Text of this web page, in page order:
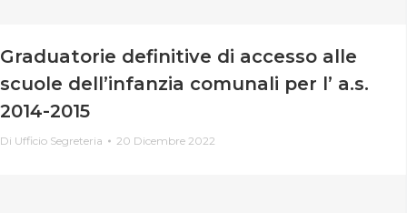
Graduatorie definitive di accesso alle
scuole dell’infanzia comunali per l’ a.s.
2014-2015
Di Ufficio Segreteria 20 Dicembre 2022